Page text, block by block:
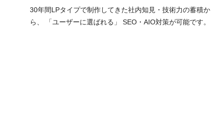
30年間LPタイプで制作してきた社内知見・技術力の蓄積か
ら、 「ユーザーに選ばれる」 SEO・AIO対策が可能です。